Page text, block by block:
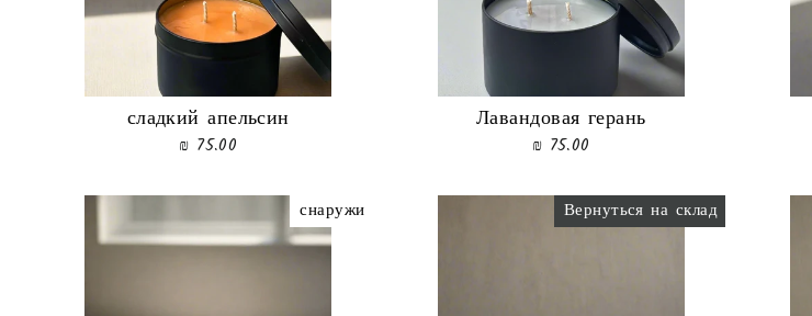
Лавандовая герань
75.00 ₪
сладкий апельсин
75.00 ₪
Вернуться на склад
снаружи